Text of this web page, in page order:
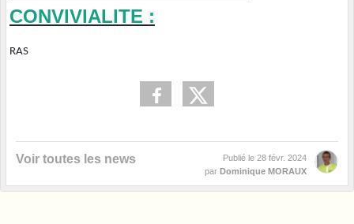
CONVIVIALITE :
RAS
Voir toutes les news Publié le 28 févr. 2024
par Dominique MORAUX